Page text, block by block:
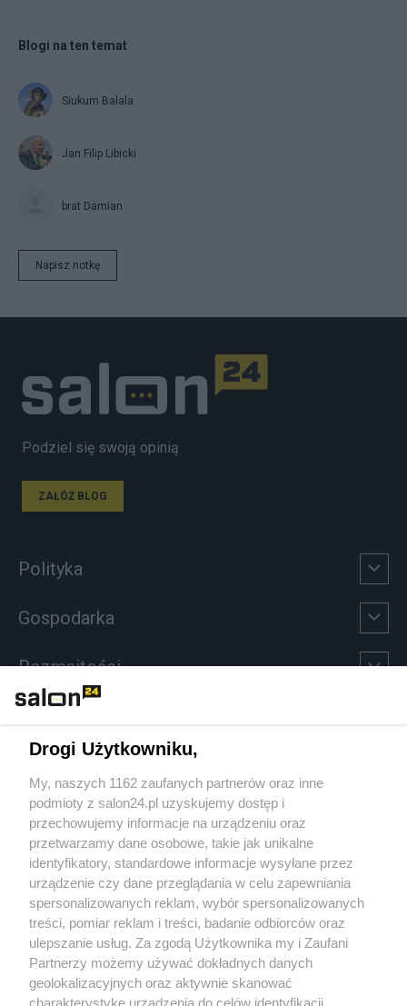
Blogi na ten temat
Siukum Balala
Jan Filip Libicki
brat Damian
Napisz notkę
Podziel się swoją opinią
ZAŁÓŻ BLOG
Polityka
Gospodarka
Rozmaitości
Sport
Społeczeństwo
Kultura
X Facebook Instagram Youtube
Drogi Użytkowniku,
My, naszych 1162 zaufanych partnerów oraz inne
podmioty z salon24.pl uzyskujemy dostęp i
przechowujemy informacje na urządzeniu oraz
przetwarzamy dane osobowe, takie jak unikalne
identyfikatory, standardowe informacje wysyłane przez
urządzenie czy dane przeglądania w celu zapewniania
spersonalizowanych reklam, wybór spersonalizowanych
treści, pomiar reklam i treści, badanie odbiorców oraz
ulepszanie usług. Za zgodą Użytkownika my i Zaufani
Partnerzy możemy używać dokładnych danych
geolokalizacyjnych oraz aktywnie skanować
charakterystykę urządzenia do celów identyfikacji.